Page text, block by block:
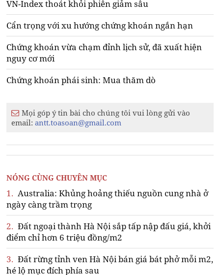
VN-Index thoát khỏi phiên giảm sâu
Cẩn trọng với xu hướng chứng khoán ngắn hạn
Chứng khoán vừa chạm đỉnh lịch sử, đã xuất hiện
nguy cơ mới
Chứng khoán phái sinh: Mua thăm dò
Mọi góp ý tin bài cho chúng tôi vui lòng gửi vào
email:antt.toasoan@gmail.com
NÓNG CÙNG CHUYÊN MỤC
1. Australia: Khủng hoảng thiếu nguồn cung nhà ở
ngày càng trầm trọng
2. Đất ngoại thành Hà Nội sắp tấp nập đấu giá, khởi
điểm chỉ hơn 6 triệu đồng/m2
3. Đất rừng tỉnh ven Hà Nội bán giá bát phở mỗi m2,
hé lộ mục đích phía sau